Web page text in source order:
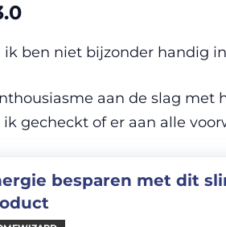
ik ben niet bijzonder handig
aan de slag met
gecheckt of er aan alle
besparen met dit